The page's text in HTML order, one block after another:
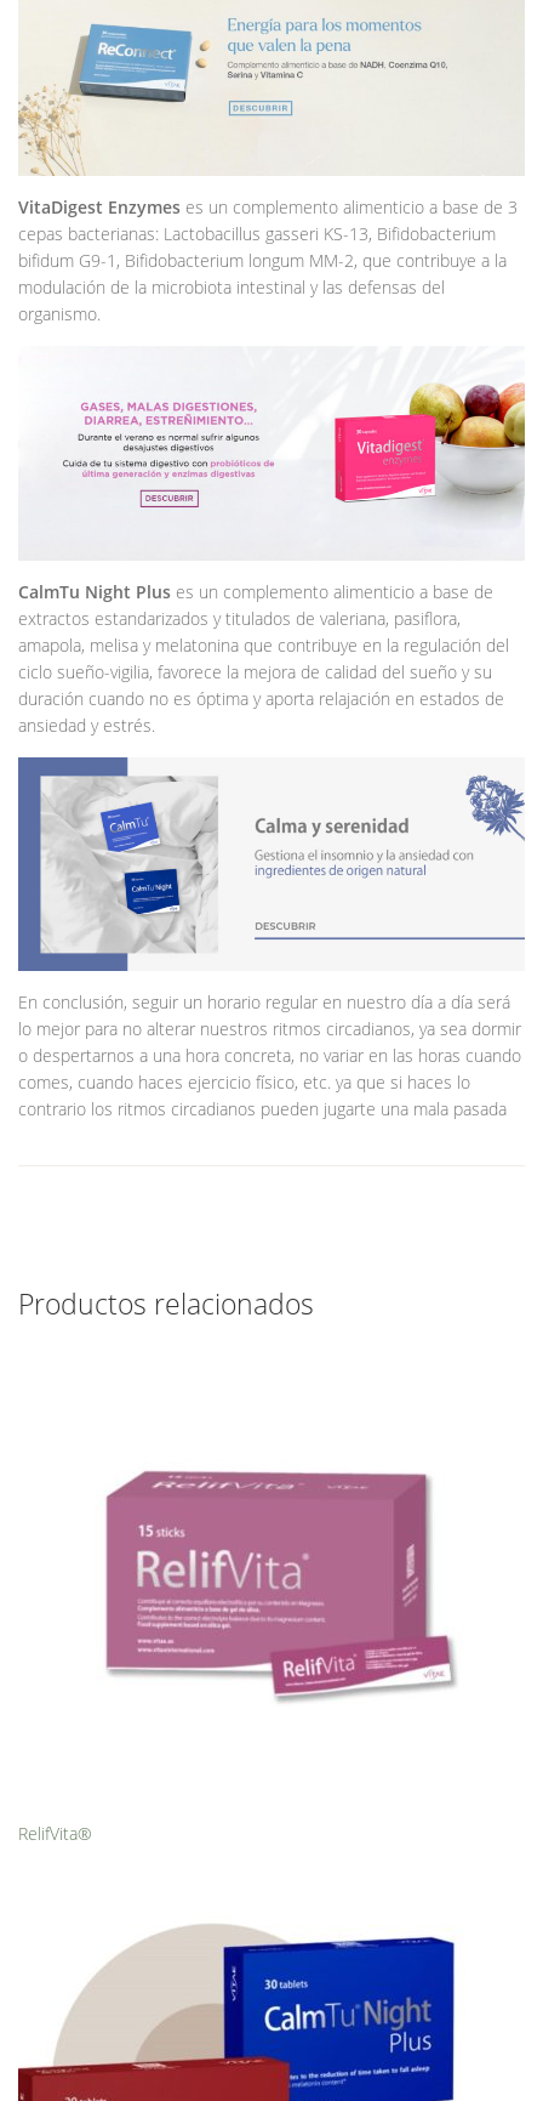
VitaDigest Enzymes es un complemento alimenticio a base de 3
cepas bacterianas: Lactobacillus gasseri KS-13, Bifidobacterium
bifidum G9-1, Bifidobacterium longum MM-2, que contribuye a la
modulación de la microbiota intestinal y las defensas del
organismo.
CalmTu Night Plus es un complemento alimenticio a base de
extractos estandarizados y titulados de valeriana, pasiflora,
amapola, melisa y melatonina que contribuye en la regulación del
ciclo sueño-vigilia, favorece la mejora de calidad del sueño y su
duración cuando no es óptima y aporta relajación en estados de
ansiedad y estrés.
En conclusión, seguir un horario regular en nuestro día a día será
lo mejor para no alterar nuestros ritmos circadianos, ya sea dormir
o despertarnos a una hora concreta, no variar en las horas cuando
comes, cuando haces ejercicio físico, etc. ya que si haces lo
contrario los ritmos circadianos pueden jugarte una mala pasada
Productos relacionados
RelifVita®